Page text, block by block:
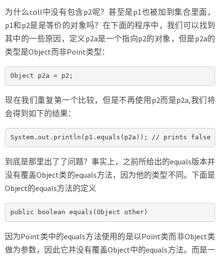
为什么coll中没有包含p2呢？甚至是p1也被加到集合里面，
p1和p2是是等价的对象吗？在下面的程序中，我们可以找到
其中的一些原因，定义p2a是一个指向p2的对象，但是p2a的
类型是Object而非Point类型：
Object p2a = p2;
现在我们重复第一个比较，但是不再使用p2而是p2a,我们将
会得到如下的结果：
System.out.println(p1.equals(p2a)); // prints false
到底是那里出了了问题？事实上，之前所给出的equals版本并
没有覆盖Object类的equals方法，因为他的类型不同。下面是
Object的equals方法的定义
public boolean equals(Object other)
因为Point类中的equals方法使用的是以Point类而非Object类
做为参数，因此它并没有覆盖Object中的equals方法。而是一